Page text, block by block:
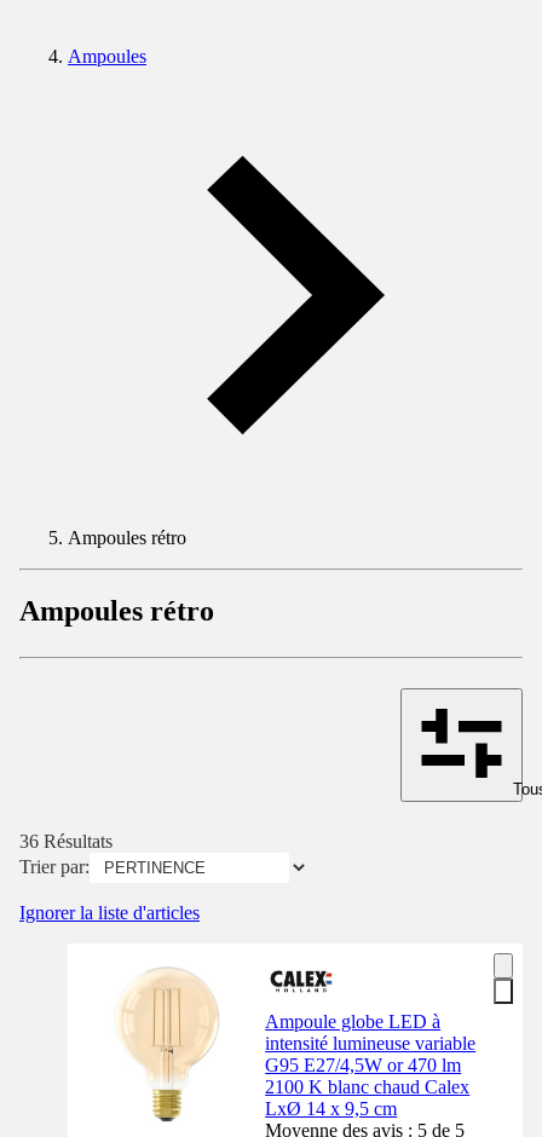
Ampoules
Ampoules rétro
Ampoules rétro
36 Résultats
Trier par:
Ignorer la liste d'articles
Ampoule globe LED à
intensité lumineuse variable
G95 E27/4,5W or 470 lm
2100 K blanc chaud Calex
LxØ 14 x 9,5 cm
Moyenne des avis : 5 de 5